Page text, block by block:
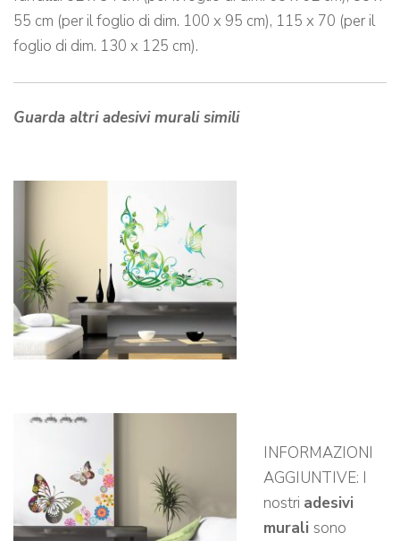
55 cm (per il foglio di dim. 100 x 95 cm), 115 x 70 (per il
foglio di dim. 130 x 125 cm).
Guarda altri adesivi murali simili
INFORMAZIONI
AGGIUNTIVE: I
nostri adesivi
murali sono